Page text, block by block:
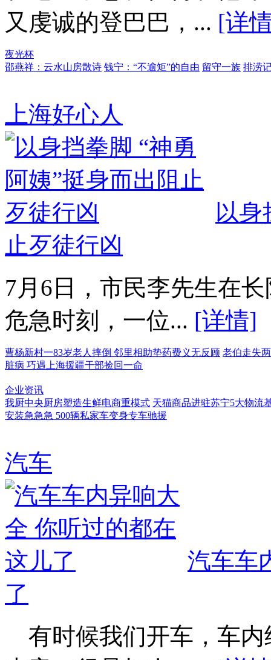
又虔诚的登巴巴，... [详
夜光杯
邵燕祥：云水山房散诗 钱宁：“不逾矩”的自由 留守一族 排涝
上海好心人
以身
止歹徒行凶
7月6日，市民李先生在
危急时刻，一位... [详情]
曹杨新村一83岁老人摔倒 邻里相助垫药费义无反顾 老伯走失
脏病 巧遇上海援疆干部捡回一命
企业资讯
我厨中央厨房塑造生鲜电商重模式 天猫商品进驻苏宁5大物流
安装急急急 500辆私家车变身专车驰援
汽车
汽车车
了
有时候我们开车，车内